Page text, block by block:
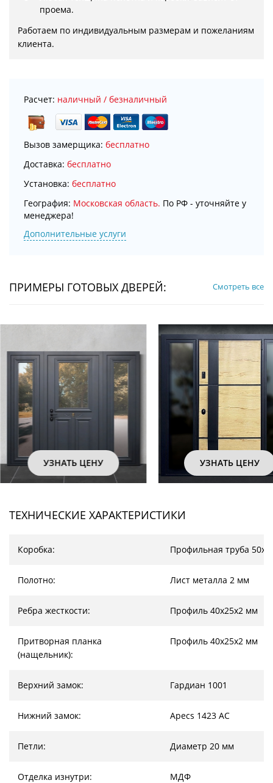
проема.
Работаем по индивидуальным размерам и пожеланиям
клиента.
Расчет: наличный / безналичный
Вызов замерщика: бесплатно
Доставка: бесплатно
Установка: бесплатно
География: Московская область. По РФ - уточняйте у
менеджера!
Дополнительные услуги
ПРИМЕРЫ ГОТОВЫХ ДВЕРЕЙ: Смотреть все
УЗНАТЬ ЦЕНУ УЗНАТЬ ЦЕНУ
ТЕХНИЧЕСКИЕ ХАРАКТЕРИСТИКИ
Коробка: Профильная труба
Полотно: Лист металла 2 мм
Ребра жесткости: Профиль 40х25х2 мм
Притворная планка
(нащельник):
Профиль 40х25х2 мм
Верхний замок: Гардиан 1001
Нижний замок: Apecs 1423 AC
Петли: Диаметр 20 мм
Отделка изнутри: МДФ